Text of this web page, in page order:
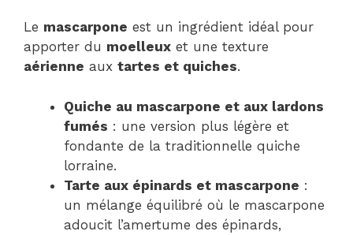
Le mascarpone est un ingrédient idéal pour
apporter du moelleux et une texture
aérienne aux tartes et quiches.
Quiche au mascarpone et aux lardons
fumés : une version plus légère et
fondante de la traditionnelle quiche
lorraine.
Tarte aux épinards et mascarpone :
un mélange équilibré où le mascarpone
adoucit l’amertume des épinards,